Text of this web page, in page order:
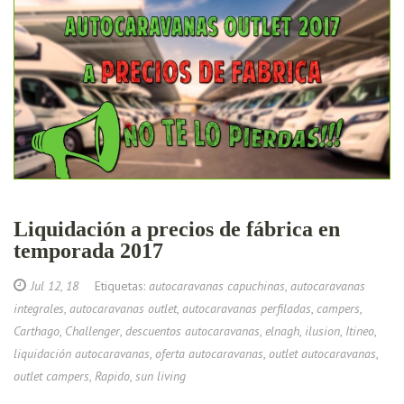
Liquidación a precios de fábrica en
temporada 2017
Jul 12, 18Etiquetas: autocaravanas capuchinas, autocaravanas
integrales, autocaravanas outlet, autocaravanas perfiladas, campers,
Carthago, Challenger, descuentos autocaravanas, elnagh, ilusion, Itineo,
liquidación autocaravanas, oferta autocaravanas, outlet autocaravanas,
outlet campers, Rapido, sun living